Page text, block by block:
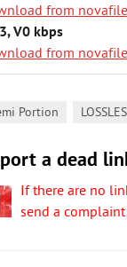
from
V0 kbps
from
Portion
a dead
If there are no
send a